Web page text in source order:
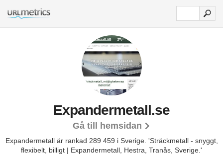
Expandermetall.se
Gå till hemsidan
Expandermetall är rankad 289 459 i Sverige. 'Sträckmetall - snyggt,
flexibelt, billigt | Expandermetall, Hestra, Tranås, Sverige.'